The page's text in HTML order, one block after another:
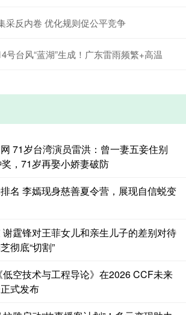
采反内卷 优化规则促公平竞争
号台风“蓝湖”生成！广东雷雨频繁+高温
71岁台湾演员雷洪：曾一妻五妾住别
，71岁再娶小娇妻破防
名 李嫣现身慈善夏令营，展现自信蜕变
霆锋对王菲女儿和亲生儿子的差别对待
彻底“切割”
空技术与工程导论》在2026 CCF未来
式发布